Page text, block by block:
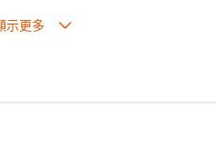
放入焗爐，耐熱程度高達260℃。
氣味。